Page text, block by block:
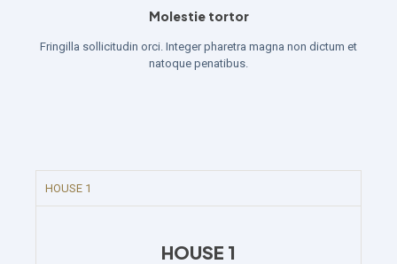
Molestie tortor
Fringilla sollicitudin orci. Integer pharetra magna non dictum et
natoque penatibus.
HOUSE 1
HOUSE 1